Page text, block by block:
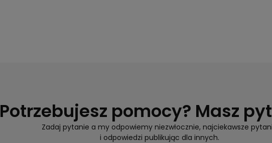
Potrzebujesz pomocy? Masz
Zadaj pytanie a my odpowiemy niezwłocznie, najciekawsze
i odpowiedzi publikując dla innych.